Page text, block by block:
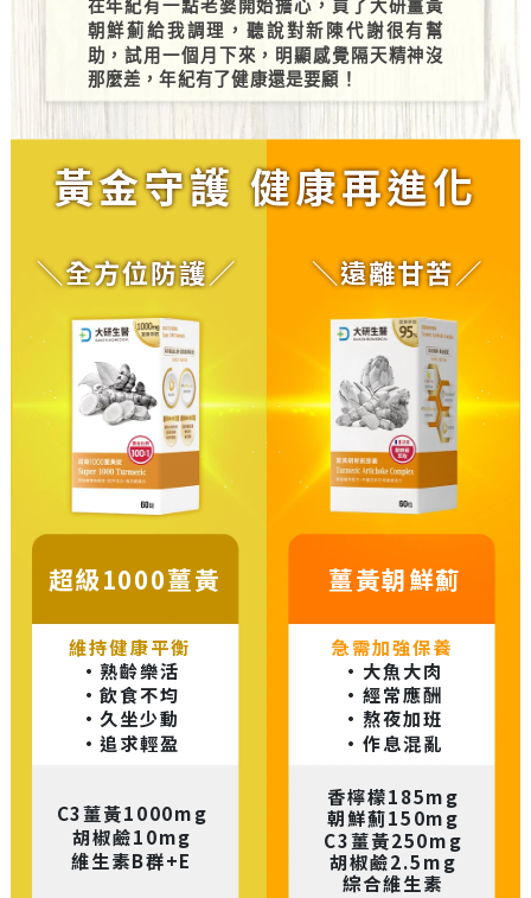
在年紀有一點老婆開始擔心，買了大研薑黃
朝鮮薊給我調理，聽說對新陳代謝很有幫
助，試用一個月下來，明顯感覺隔天精神沒
那麼差，年紀有了健康還是要顧！
黃金守護 健康再進化
＼全方位防護／ ＼遠離甘苦／
超級1000薑黃 薑黃朝鮮薊
維持健康平衡
·熟齡樂活
·飲食不均
·久坐少動
·追求輕盈
急需加強保養
·大魚大肉
·經常應酬
·熬夜加班
·作息混亂
C3薑黃1000mg
胡椒鹼10mg
維生素B群+E
香檸檬185mg
朝鮮薊150mg
C3薑黃250mg
胡椒鹼2.5mg
綜合維生素